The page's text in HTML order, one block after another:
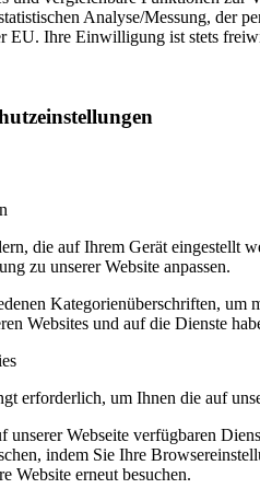
Analyse/Messung, der
EU. Ihre Einwilligung ist stets
die auf Ihrem Gerät eingestellt
zu unserer Website anpassen.
Kategorienüberschriften, um
Websites und auf die Dienste
erforderlich, um Ihnen die auf
unserer Webseite verfügbaren
indem Sie Ihre
Website erneut besuchen.